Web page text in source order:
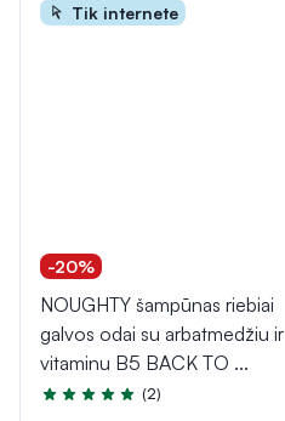
Tik internete
-20%
NOUGHTY šampūnas riebiai
galvos odai su arbatmedžiu ir
vitaminu B5 BACK TO ...
Įvertinimas 5.0 iš 5
(2)